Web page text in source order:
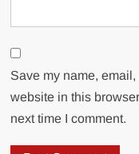
Save my name, email,
website in this
next time I comment.